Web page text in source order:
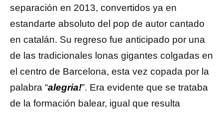
separación en 2013, convertidos ya en
estandarte absoluto del pop de autor cantado
en catalán. Su regreso fue anticipado por una
de las tradicionales lonas gigantes colgadas en
el centro de Barcelona, esta vez copada por la
palabra “alegria!”. Era evidente que se trataba
de la formación balear, igual que resulta